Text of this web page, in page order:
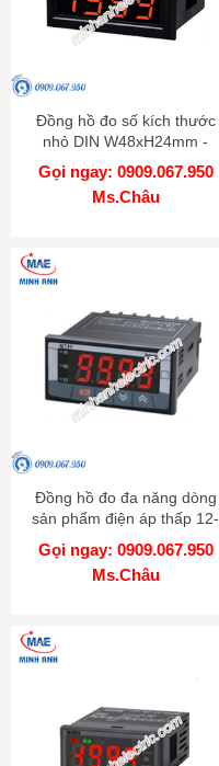
Đồng hồ đo số kích thước
nhỏ DIN W48xH24mm -
Model M4N
Gọi ngay: 0909.067.950
Ms.Châu
Đồng hồ đo đa năng dòng
sản phẩm điện áp thấp 12-
24VDC - Model MT4Y
Gọi ngay: 0909.067.950
Ms.Châu